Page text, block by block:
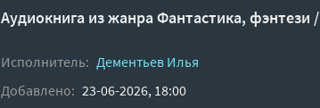
Аудиокнига из жанраФантастика, фэнтези /
Исполнитель: Дементьев Илья
Добавлено: 23-06-2026, 18:00